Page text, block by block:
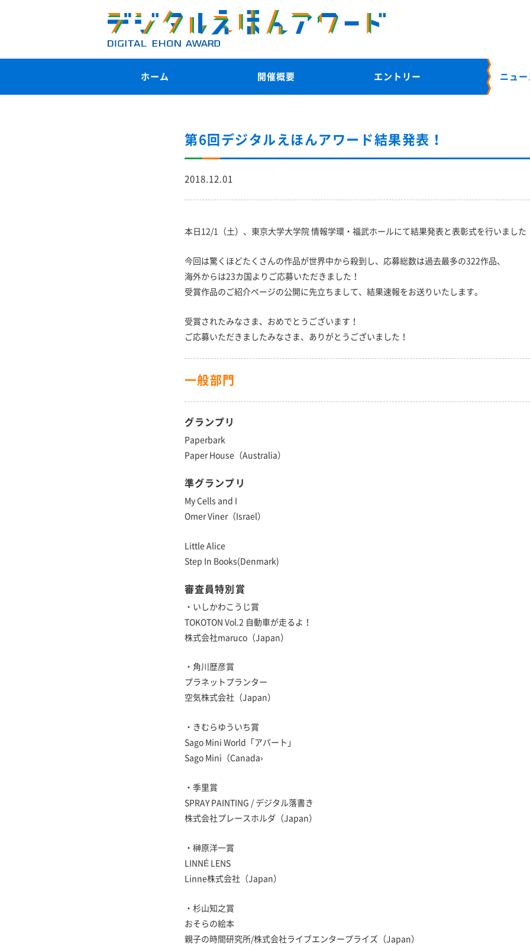
ホーム 開催概要 エントリー ニュー
第6回デジタルえほんアワード結果発表！
2018.12.01
本日12/1（土）、東京大学大学院 情報学環・福武ホールにて結果発表と表彰式を行いました
今回は驚くほどたくさんの作品が世界中から殺到し、応募総数は過去最多の322作品、
海外からは23カ国よりご応募いただきました！
受賞作品のご紹介ページの公開に先立ちまして、結果速報をお送りいたします。
受賞されたみなさま、おめでとうございます！
ご応募いただきましたみなさま、ありがとうございました！
一般部門
グランプリ
Paperbark
Paper House（Australia）
準グランプリ
My Cells and I
Omer Viner（Israel）
Little Alice
Step In Books(Denmark)
審査員特別賞
・いしかわこうじ賞
TOKOTON Vol.2 自動車が走るよ！
株式会社maruco（Japan）
・角川歴彦賞
プラネットプランター
空気株式会社（Japan）
・きむらゆういち賞
Sago Mini World「アパート」
Sago Mini（Canada›
・季里賞
SPRAY PAINTING / デジタル落書き
株式会社プレースホルダ（Japan）
・榊原洋一賞
LINNÉ LENS
Linne株式会社（Japan）
・杉山知之賞
おそらの絵本
親子の時間研究所/株式会社ライブエンタープライズ（Japan）